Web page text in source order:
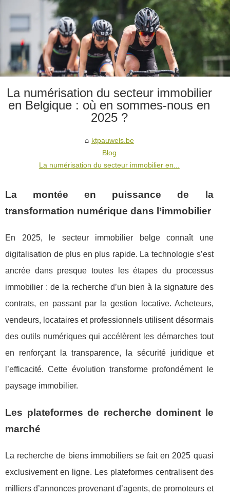
La numérisation du secteur immobilier
en Belgique : où en sommes-nous en
2025 ?
ktpauwels.be
Blog
La numérisation du secteur immobilier en...
La montée en puissance de la
transformation numérique dans l’immobilier
En 2025, le secteur immobilier belge connaît une
digitalisation de plus en plus rapide. La technologie s’est
ancrée dans presque toutes les étapes du processus
immobilier : de la recherche d’un bien à la signature des
contrats, en passant par la gestion locative. Acheteurs,
vendeurs, locataires et professionnels utilisent désormais
des outils numériques qui accélèrent les démarches tout
en renforçant la transparence, la sécurité juridique et
l’efficacité. Cette évolution transforme profondément le
paysage immobilier.
Les plateformes de recherche dominent le
marché
La recherche de biens immobiliers se fait en 2025 quasi
exclusivement en ligne. Les plateformes centralisent des
milliers d’annonces provenant d’agents, de promoteurs et